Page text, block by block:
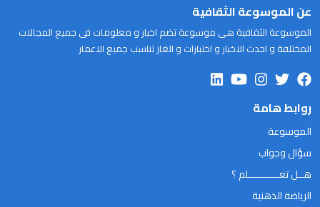
عن الموسوعة الثقافية
الموسوعة الثقافية هى موسوعة تضم اخبار و معلومات فى جميع المجالات
المختلفة و احدث الاخبار و اختبارات و الغاز تناسب جميع الاعمار
روابط هامة
الموسوعة
سؤال وجواب
هــل تعـــــــــــلم ؟
الرياضة الذهنية